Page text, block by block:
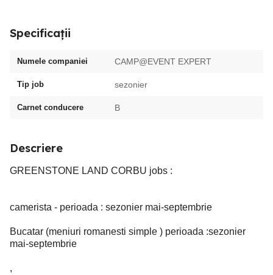
Specificații
Numele companiei CAMP@EVENT EXPERT
Tip job sezonier
Carnet conducere B
Descriere
GREENSTONE LAND CORBU jobs :
camerista - perioada : sezonier mai-septembrie
Bucatar (meniuri romanesti simple ) perioada :sezonier
mai-septembrie
,